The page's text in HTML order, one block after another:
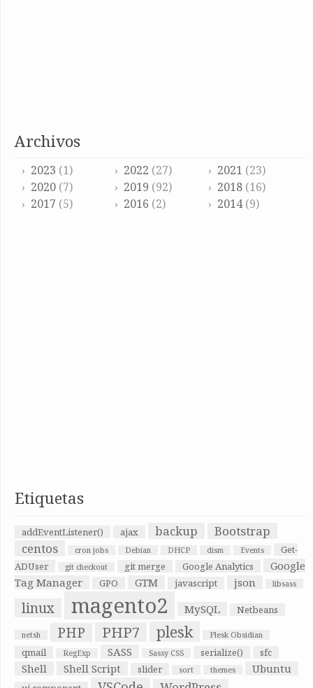
archivos
2023 (1) 2022 (27) 2021 (23)
2020 (7) 2019 (92) 2018(16)
2017 (5) 2016 (2) 2014(9)
Etiquetas
addEventListener() ajax backup
Bootstrap
centos
cron jobs Debian DHCP dism Events
Get-
ADUser
git checkout git merge Google Analytics
Google
Tag Manager
GPO GTM javascript json libsass
linux magento2 MySQL Netbeans
netsh PHP PHP7 plesk Plesk Obsidian
qmail RegExp SASS Sassy CSS serialize() sfc
Shell Shell Script slider sort themes Ubuntu